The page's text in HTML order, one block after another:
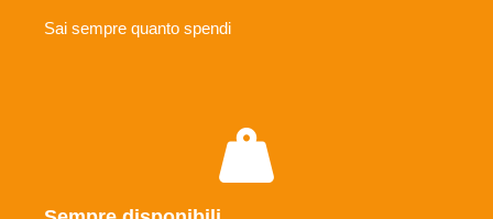
Sai sempre quanto spendi